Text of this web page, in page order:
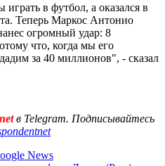
в футбол, а оказался в
Теперь Маркос Антонио
огромный удар: 8
что, когда мы его
за 40 миллионов", - сказал
в Telegram. Подписывайтесь
News